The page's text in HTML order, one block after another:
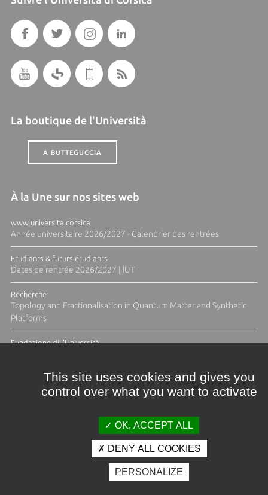
La boutique de l'Università
A BUTTEGUCCIA
À la Une sur nos sites web
www.universita.corsica
Année universitaire 2026/2027 - Calendrier des rentrées
Etudiants & futurs étudiants
Dates de rentrée 2026/2027 | IUT
Recherche
Topology and Fractionalisation in Quantum Matter and Synthetic
Platforms
Fundazione di l'Università
Crédits et mentions légales
Espace presse
Photothèque
This site uses cookies and gives you
control over what you want to activate
OK, ACCEPT ALL
DENY ALL COOKIES
PERSONALIZE